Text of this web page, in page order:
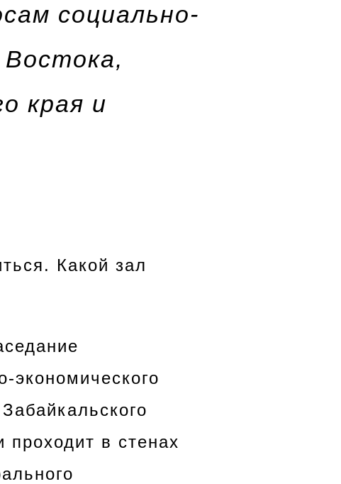
социально-
Востока,
края и
Какой зал
экономического
проходит в стенах